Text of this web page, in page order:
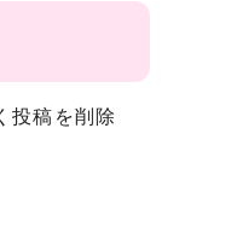
投稿を削除